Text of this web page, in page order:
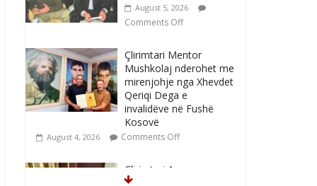
August 5, 2026
Comments Off
Çlirimtari Mentor
Mushkolaj nderohet me
mirenjohje nga Xhevdet
Qeriqi Dega e
invalidëve në Fushë
Kosovë
August 4, 2026 Comments Off
Çlirimtari Agron
Gërvalla me takime